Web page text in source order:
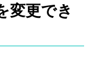
変更でき